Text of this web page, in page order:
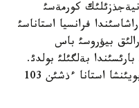
كةرةك، ةكسپو-2017 دذنيةجذزئلئك كورمةسئ
قالا 2012- جئلدئث 22 قاراشاسئندا فرانسيا استاناسئ
بيؤروسئ باس
سةسسياسئ بارئسئندا بةلگئلئ بولدئ.
جاسئرئن داؤئس بةرؤ قورئتئندئسئ بويئنشا استانا ءذشئن 103